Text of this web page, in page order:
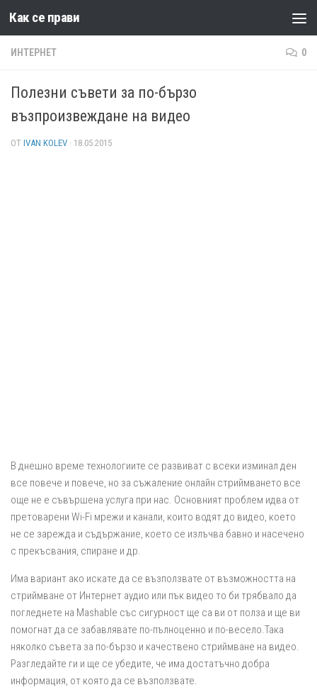
Към съдържанието
Как се прави
ИНТЕРНЕТ 0
Полезни съвети за по-бързо
възпроизвеждане на видео
ОТ IVAN KOLEV · 18.05.2015
В днешно време технологиите се развиват с всеки изминал ден
все повече и повече, но за съжаление онлайн стриймването все
още не е съвършена услуга при нас. Основният проблем идва от
претоварени Wi-Fi мрежи и канали, които водят до видео, което
не се зарежда и съдържание, което се излъчва бавно и насечено
с прекъсвания, спиране и др.
Има вариант ако искате да се възползвате от възможността на
стриймване от Интернет аудио или пък видео то би трябвало да
погледнете на Mashable със сигурност ще са ви от полза и ще ви
помогнат да се забавлявате по-пълноценно и по-весело.Така
няколко съвета за по-бързо и качествено стриймване на видео.
Разгледайте ги и ще се убедите, че има достатъчно добра
информация, от която да се възползвате.